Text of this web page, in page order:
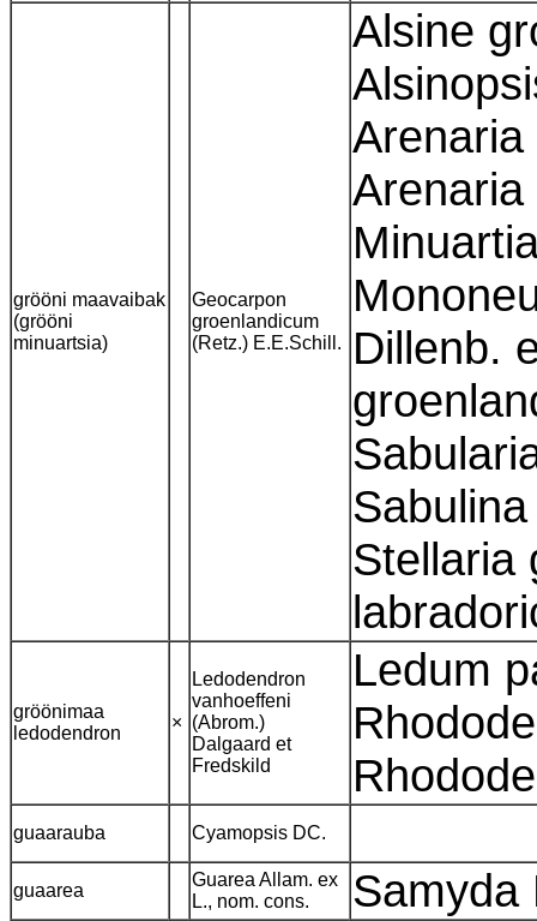
grööni maavaibak
(grööni
minuartsia)
Geocarpon
groenlandicum
(Retz.) E.E.Schill.
Alsine
Arenaria
Dillenb.
Stellaria
gröönimaa
ledodendron
×
Ledodendron
vanhoeffeni
(Abrom.)
Dalgaard et
Fredskild
Ledum
guaarauba Cyamopsis DC.
guaarea
Guarea Allam. ex
L., nom. cons.